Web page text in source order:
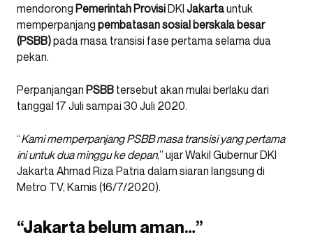
mendorong Pemerintah ProvisiDKI Jakartauntuk
memperpanjang pembatasan sosial berskala besar
(PSBB)pada masa transisi fase pertama selama dua
pekan.
Perpanjangan PSBB tersebut akan mulai berlaku dari
tanggal 17 Juli sampai 30 Juli 2020.
“Kami memperpanjang PSBB masa transisi yang pertama
ini untuk dua minggu ke depan,” ujar Wakil Gubernur DKI
Jakarta Ahmad Riza Patria dalam siaran langsung di
Metro TV, Kamis (16/7/2020).
“Jakarta belum aman…”